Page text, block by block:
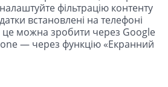
фільтрацію контенту
встановлені на телефоні
можна зробити через Google
— через функцію «Екранний